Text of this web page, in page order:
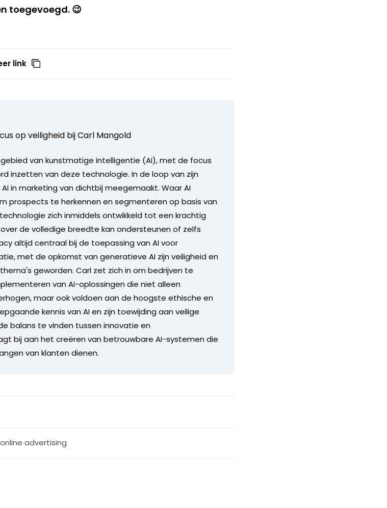
toegevoegd. 😉
link
op veiligheid bij Carl Mangold
van kunstmatige intelligentie (AI), met de focus
inzetten van deze technologie. In de loop van zijn
in marketing van dichtbij meegemaakt. Waar AI
prospects te herkennen en segmenteren op basis van
zich inmiddels ontwikkeld tot een krachtig
de volledige breedte kan ondersteunen of zelfs
altijd centraal bij de toepassing van AI voor
met de opkomst van generatieve AI zijn veiligheid en
geworden. Carl zet zich in om bedrijven te
van AI-oplossingen die niet alleen
maar ook voldoen aan de hoogste ethische en
kennis van AI en zijn toewijding aan veilige
balans te vinden tussen innovatie en
bij aan het creëren van betrouwbare AI-systemen die
van klanten dienen.
online advertising